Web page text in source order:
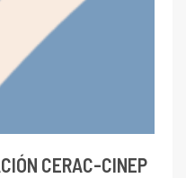
CERAC-CINEP